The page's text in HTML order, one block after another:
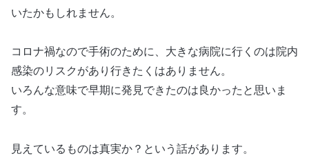
いたかもしれません。
コロナ禍なので手術のために、大きな病院に行くのは院内
感染のリスクがあり行きたくはありません。
いろんな意味で早期に発見できたのは良かったと思いま
す。
見えているものは真実か？という話があります。